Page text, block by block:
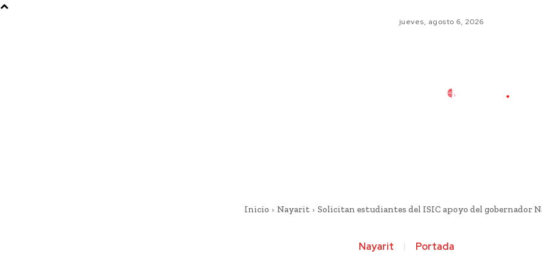
jueves, agosto 6, 2026
Inicio Nayarit Solicitan estudiantes del ISIC apoyo del gobernador
Nayarit Portada